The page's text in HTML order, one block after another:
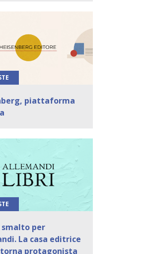
piattaforma
smalto per
La casa editrice
protagonista